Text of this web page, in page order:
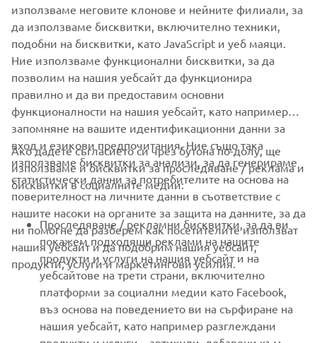
SUPPORT
НОВИНАРСКИ БЮЛЕТИН
Бъдете първите, които ще научат за най-новите оферти,
специални събития, нови модели и много други
АБОНИРАНЕ
Прочетете нашата Политика за поверителност, за да научите
как обработваме вашите лични данни:Политика за защита на
личните данни
Bulgaria (Bulgarian)
използваме неговите клонове и нейните филиали, за
да използваме бисквитки, включително техники,
подобни на бисквитки, като JavaScript и уеб маяци.
Ние използваме функционални бисквитки, за да
позволим на нашия уебсайт да функционира
правилно и да ви предоставим основни
функционалности на нашия уебсайт, като например
запомняне на вашите идентификационни данни за
вход и езикови предпочитания. Ние също така
използваме бисквитки за анализи, за да генерираме
статистически данни за потребителите на основа на
поверителност на личните данни в съответствие с
нашите насоки на органите за защита на данните, за да
ни помогне да разберем как посетителите използват
нашия уебсайт и да подобрим нашия уебсайт,
продукти, услуги и маркетингови усилия.
Ако дадете съгласието си чрез бутона по-долу, ще
използваме и бисквитки за проследяване / реклама и
бисквитки в социалните медии:
Проследяване / рекламни бисквитки, за да ви
покажем подходящи реклами на нашите
продукти и услуги на нашия уебсайт и на
уебсайтове на трети страни, включително
платформи за социални медии като Facebook,
въз основа на поведението ви на сърфиране на
нашия уебсайт, като например разглеждани